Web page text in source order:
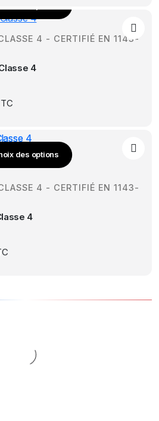
4 - CERTIFIÉ EN 1143-
4
des options
4 - CERTIFIÉ EN 1143-
4